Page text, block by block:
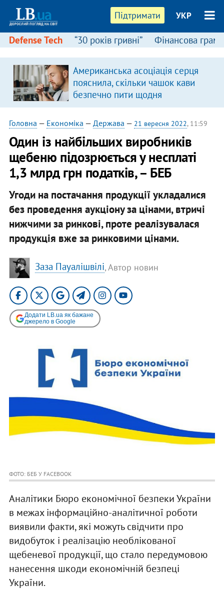
Підтримати УКР
Defense Tech “30 років гривні” Фінансова
Американська асоціація серця
пояснила, скільки чашок кави
безпечно пити щодня
Головна — Економіка — Держава — 21 вересня 2022, 11:59
Один із найбільших виробників
щебеню підозрюється у несплаті
1,3 млрд грн податків, – БЕБ
Угоди на постачання продукції укладалися
без проведення аукціону за цінами, втричі
нижчими за ринкові, проте реалізувалася
продукція вже за ринковими цінами.
Заза Пауалішвілі, Автор новин
Додати LB.ua як бажане
джерело в Google
ФОТО: БЕБ У FACEBOOK
Аналітики Бюро економічної безпеки України
в межах інформаційно-аналітичної роботи
виявили факти, які можуть свідчити про
видобуток і реалізацію необлікованої
щебеневої продукції, що стало передумовою
нанесення шкоди економічній безпеці
України.